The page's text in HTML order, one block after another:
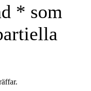
* som